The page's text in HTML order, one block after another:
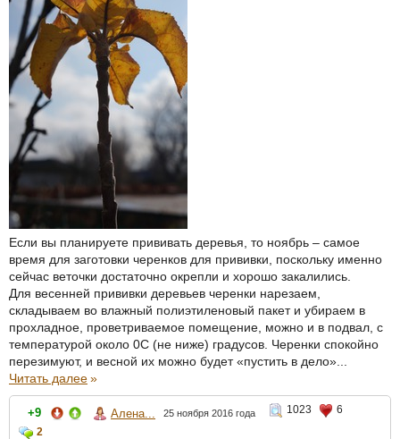
Если вы планируете прививать деревья, то ноябрь – самое
время для заготовки черенков для прививки, поскольку именно
сейчас веточки достаточно окрепли и хорошо закалились.
Для весенней прививки деревьев черенки нарезаем,
складываем во влажный полиэтиленовый пакет и убираем в
прохладное, проветриваемое помещение, можно и в подвал, с
температурой около 0С (не ниже) градусов. Черенки спокойно
перезимуют, и весной их можно будет «пустить в дело»...
Читать далее»
+9 Алена... 25 ноября 2016 года 1023
6
2